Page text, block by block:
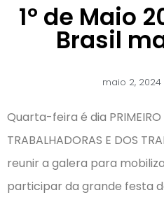
1º de Maio
Brasil
maio 2, 2024
Quarta-feira é dia PRIMEIRO
TRABALHADORAS E DOS
reunir a galera para
participar da grande festa